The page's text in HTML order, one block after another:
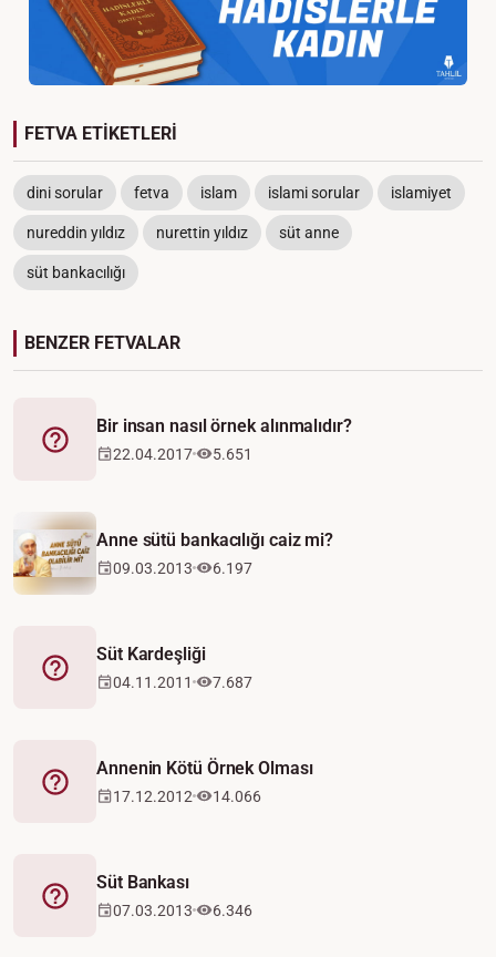
FETVA ETİKETLERİ
dini sorular fetva islam islami sorular islamiyet
nureddin yıldız nurettin yıldız süt anne
süt bankacılığı
BENZER FETVALAR
Fetva
Bir insan nasıl örnek alınmalıdır?
22.04.2017 5.651
Anne sütü bankacılığı caiz mi?
09.03.2013 6.197
Fetva
Süt Kardeşliği
04.11.2011 7.687
Fetva
Annenin Kötü Örnek Olması
17.12.2012 14.066
Fetva
Süt Bankası
07.03.2013 6.346